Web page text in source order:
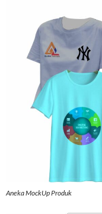
Aneka MockUp Produk